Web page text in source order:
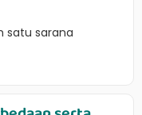
satu sarana